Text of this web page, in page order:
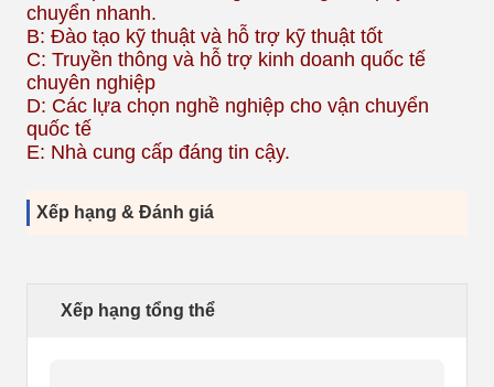
chuyển nhanh.
B: Đào tạo kỹ thuật và hỗ trợ kỹ thuật tốt
C: Truyền thông và hỗ trợ kinh doanh quốc tế
chuyên nghiệp
D: Các lựa chọn nghề nghiệp cho vận chuyển
quốc tế
E: Nhà cung cấp đáng tin cậy.
Xếp hạng & Đánh giá
Xếp hạng tổng thể